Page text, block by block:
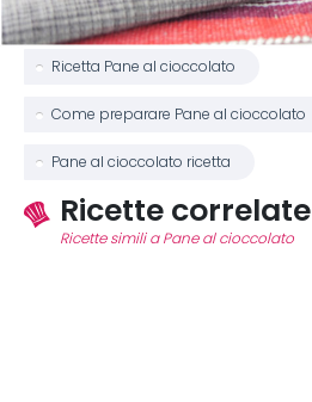
Ricetta Pane al cioccolato
Come preparare Pane al cioccolato
Pane al cioccolato ricetta
Ricette correlate
Ricette simili a Pane al cioccolato